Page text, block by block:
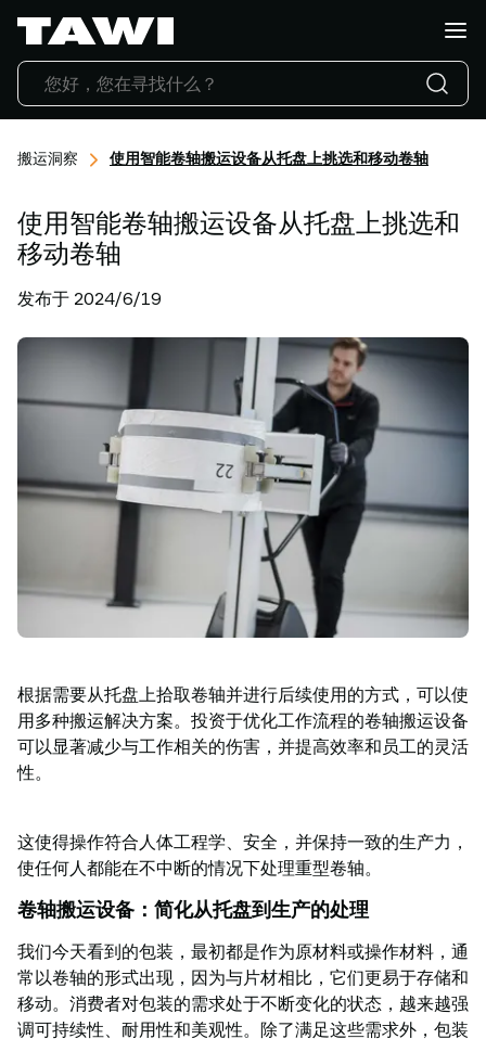
搬运洞察 使用智能卷轴搬运设备从托盘上挑选和移动卷轴
使用智能卷轴搬运设备从托盘上挑选和
移动卷轴
发布于 2024/6/19
根据需要从托盘上拾取卷轴并进行后续使用的方式，可以使
用多种搬运解决方案。投资于优化工作流程的卷轴搬运设备
可以显著减少与工作相关的伤害，并提高效率和员工的灵活
性。
这使得操作符合人体工程学、安全，并保持一致的生产力，
使任何人都能在不中断的情况下处理重型卷轴。
卷轴搬运设备：简化从托盘到生产的处理
我们今天看到的包装，最初都是作为原材料或操作材料，通
常以卷轴的形式出现，因为与片材相比，它们更易于存储和
移动。消费者对包装的需求处于不断变化的状态，越来越强
调可持续性、耐用性和美观性。除了满足这些需求外，包装
你
想
搬
运
什
产
行
业
用
服
与
功
运
系
TAWI
为
什
选
择